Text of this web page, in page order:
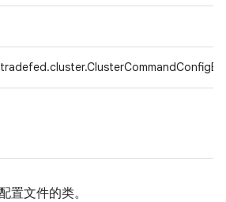
置文件的类。